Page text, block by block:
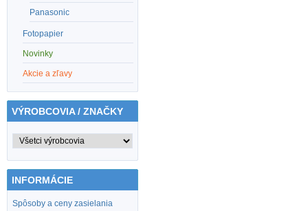
Panasonic
Fotopapier
Novinky
Akcie a zľavy
VÝROBCOVIA / ZNAČKY
INFORMÁCIE
Spôsoby a ceny zasielania